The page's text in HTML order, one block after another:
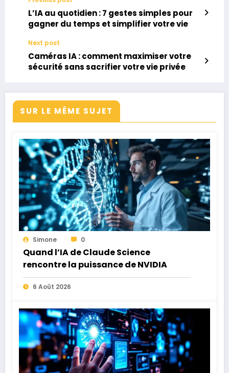
L’IA au quotidien : 7 gestes simples pour
gagner du temps et simplifier votre vie
Next post
Caméras IA : comment maximiser votre
sécurité sans sacrifier votre vie privée
SUR LE MÊME SUJET
Simone 0
Quand l’IA de Claude Science
rencontre la puissance de NVIDIA
6 Août 2026